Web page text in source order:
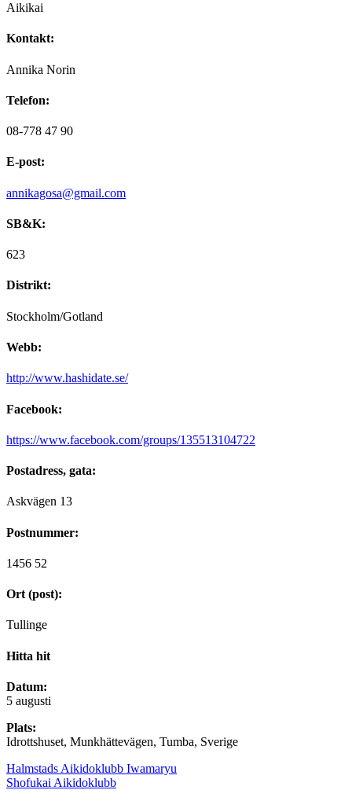
Aikikai
Kontakt:
Annika Norin
Telefon:
08-778 47 90
E-post:
annikagosa@gmail.com
SB&K:
623
Distrikt:
Stockholm/Gotland
Webb:
http://www.hashidate.se/
Facebook:
https://www.facebook.com/groups/135513104722
Postadress, gata:
Askvägen 13
Postnummer:
1456 52
Ort (post):
Tullinge
Hitta hit
Datum:
5 augusti
Plats:
Idrottshuset, Munkhättevägen, Tumba, Sverige
Halmstads Aikidoklubb Iwamaryu
Shofukai Aikidoklubb